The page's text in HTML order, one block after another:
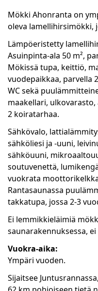
Mökki Ahonranta on
oleva lamellihirsimökki,
Lämpöeristetty
Asuinpinta-ala 50 m²,
Mökissä tupa, keittiö,
vuodepaikkaa, parvella
WC sekä
maakellari,
2 koiratarhaa.
Sähkövalo,
sähköliesi ja -uuni,
sähköuuni,
soutuvenettä,
vuokrata
Rantasaunassa
takkatupa, jossa 2-3
Ei lemmikkieläimiä
saunarakennuksessa,
Vuokra-aika:
Ympäri vuoden.
Sijaitsee